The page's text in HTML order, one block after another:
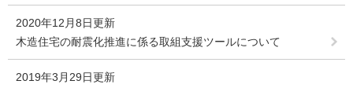
2020年12月8日更新
木造住宅の耐震化推進に係る取組支援ツールについて
2019年3月29日更新